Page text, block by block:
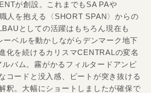
が創設。これまでもSA PAや
人を抱える〈SHORT SPAN〉からの
としての活躍はもちろん現在も
ーベルを動かしながらデンマーク地下
化を続けるカリスマCENTRALの変名
バム。霧がかるフィルタードアンビ
コードと没入感、ビートが突き抜ける
釈。大幅にショートしましたが確保で